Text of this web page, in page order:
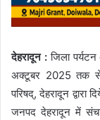
देहरादून :जिला पर्यटन
अक्टूबर 2025 तक
परिषद्, देहरादून द्वारा
जनपद देहरादून में